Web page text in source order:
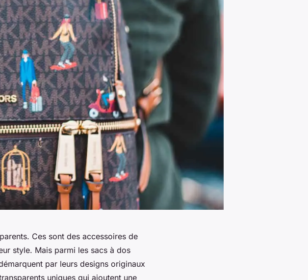
Ces sont des accessoires de
style. Mais parmi les sacs à dos
par leurs designs originaux
uniques qui ajoutent une